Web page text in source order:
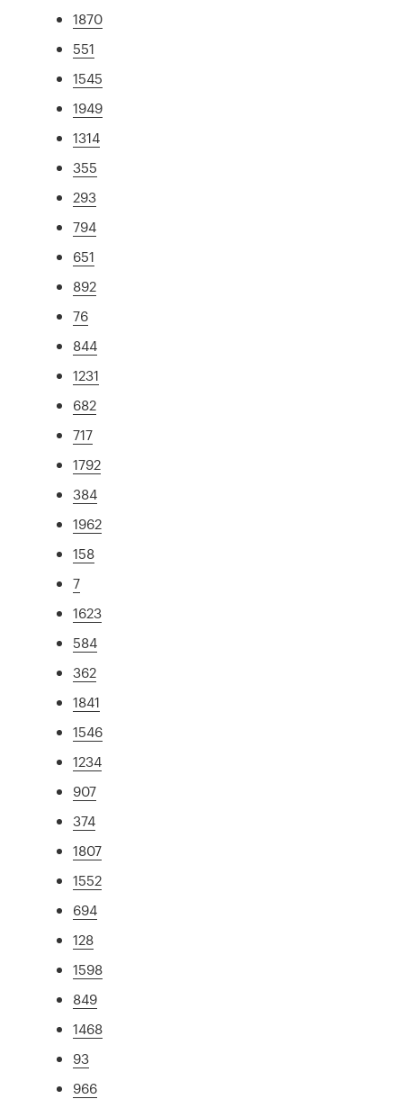
1870
551
1545
1949
1314
355
293
794
651
892
76
844
1231
682
717
1792
384
1962
158
7
1623
584
362
1841
1546
1234
907
374
1807
1552
694
128
1598
849
1468
93
966